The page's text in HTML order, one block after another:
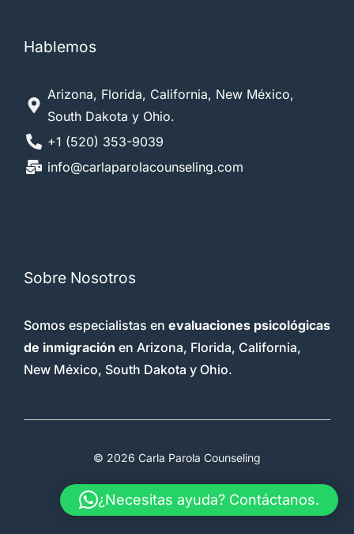
Hablemos
Arizona, Florida, California, New México,
South Dakota y Ohio.
+1 (520) 353-9039
info@carlaparolacounseling.com
Sobre Nosotros
Somos especialistas en evaluaciones psicológicas
de inmigración en Arizona, Florida, California,
New México, South Dakota y Ohio.
© 2026 Carla Parola Counseling
Terms & Conditions Faq Therapy
¿Necesitas ayuda? Contáctanos.